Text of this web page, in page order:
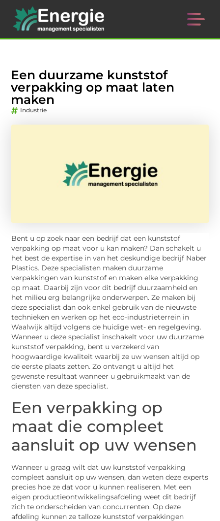
Een duurzame kunststof
verpakking op maat laten
maken
Industrie
Bent u op zoek naar een bedrijf dat een kunststof
verpakking op maat voor u kan maken? Dan schakelt u
het best de expertise in van het deskundige bedrijf Naber
Plastics. Deze specialisten maken duurzame
verpakkingen van kunststof en maken elke verpakking
op maat. Daarbij zijn voor dit bedrijf duurzaamheid en
het milieu erg belangrijke onderwerpen. Ze maken bij
deze specialist dan ook enkel gebruik van de nieuwste
technieken en werken op het eco-industrieterrein in
Waalwijk altijd volgens de huidige wet- en regelgeving.
Wanneer u deze specialist inschakelt voor uw duurzame
kunststof verpakking, bent u verzekerd van
hoogwaardige kwaliteit waarbij ze uw wensen altijd op
de eerste plaats zetten. Zo ontvangt u altijd het
gewenste resultaat wanneer u gebruikmaakt van de
diensten van deze specialist.
Een verpakking op
maat die compleet
aansluit op uw wensen
Wanneer u graag wilt dat uw kunststof verpakking
compleet aansluit op uw wensen, dan weten deze experts
precies hoe ze dat voor u kunnen realiseren. Met een
eigen productieontwikkelingsafdeling weet dit bedrijf
zich te onderscheiden van concurrenten. Op deze
afdeling kunnen ze talloze kunststof verpakkingen